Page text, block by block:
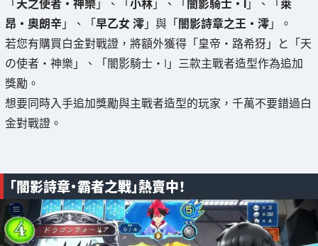
昂・奧朗辛」、「早乙女 澪」與「闇影詩章之王・澪」。
若您有購買白金對戰證，將額外獲得「皇帝・路希犽」と「天
の使者・神樂」、「闇影騎士・Ⅰ」三款主戰者造型作為追加
獎勵。
想要同時入手追加獎勵與主戰者造型的玩家，千萬不要錯過白
金對戰證。
「闇影詩章‧霸者之戰」熱賣中！